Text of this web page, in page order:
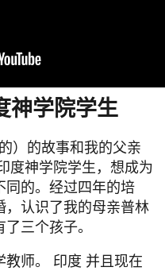
神学院学生
）的故事和我的父亲
度神学院学生，想成为
同的。经过四年的培
，认识了我的母亲普林
三个孩子。
师。 印度 并且现在